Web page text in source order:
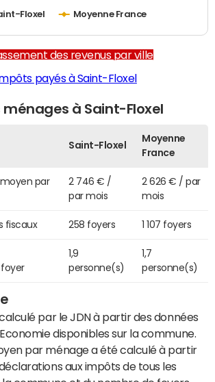
Floxel Moyenne France
des revenus par ville
payés à Saint-Floxel
ménages à Saint-Floxel
Saint-Floxel
Moyenne
France
par
2 746 € /
par mois
2 626 € / par
mois
fiscaux 258 foyers 1 107 foyers
1,9
personne(s)
1,7
personne(s)
par le JDN à partir des données
disponibles sur la commune.
par ménage a été calculé à partir
aux impôts de tous les